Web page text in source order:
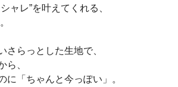
ャレ”を叶えてくれる、
さらっとした生地で、
ら、
に「ちゃんと今っぽい」。